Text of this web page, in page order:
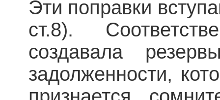
Эти поправки
ст.8).
создавала
задолженности,